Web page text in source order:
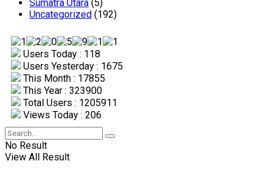
Sumatra Utara (5)
Uncategorized (192)
Users Today : 118
Users Yesterday : 1675
This Month : 17855
This Year : 323900
Total Users : 1205911
Views Today : 206
No Result
View All Result